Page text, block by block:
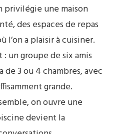
privilégie une maison
des espaces de repas
l’on a plaisir à cuisiner.
un groupe de six amis
3 ou 4 chambres, avec
grande.
on ouvre une
devient la